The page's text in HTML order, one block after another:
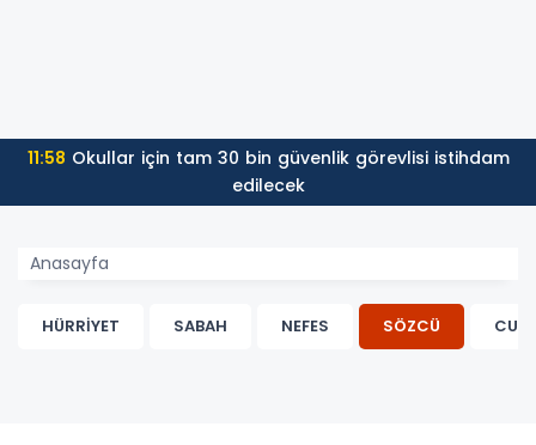
11:58
edilecek
Anasayfa
HÜRRİYET SABAH NEFES SÖZCÜ